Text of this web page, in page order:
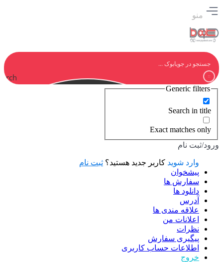
منو
Generic filters
Search in title
Exact matches only
ورود/ثبت نام
وارد شوید کاربر جدید هستید؟ ثبت نام
پیشخوان
سفارش ها
دانلود ها
آدرس
علاقه مندی ها
اعلانات من
نظرات
پیگیری سفارش
اطلاعات حساب كاربری
خروج